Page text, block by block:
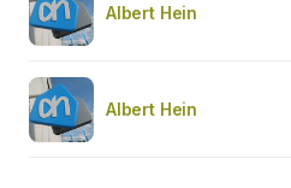
Albert Hein
Albert Hein